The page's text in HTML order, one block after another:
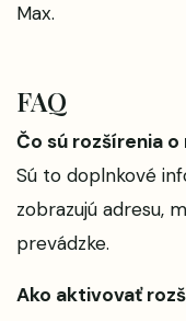
Max.
FAQ
Čo sú rozšírenia
Sú to doplnkové
zobrazujú adresu,
prevádzke.
Ako aktivovať